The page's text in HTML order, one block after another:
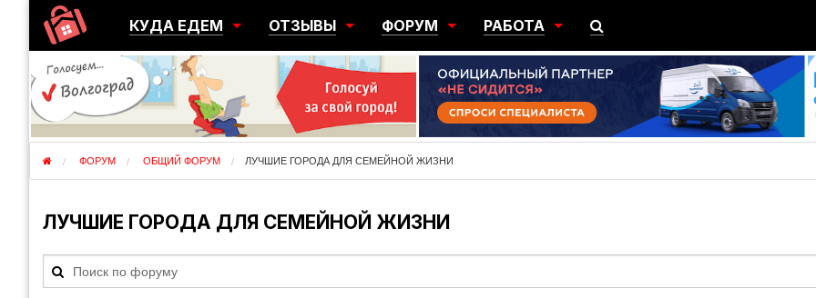
КУДА ЕДЕМ
ГОРОДА
РЕГИОНЫ
ОТЗЫВЫ
ПЕРЕЕЗДЫ
ЭМИГРАЦИЯ
ФОРУМ
ЮЖНЫЙ
РАБОТА
ПОИСК РАБОТЫ
РАЗМЕСТИТЬ ВАКАНСИЮ
ФОРУМ ОБЩИЙ ФОРУМ ЛУЧШИЕ ГОРОДА ДЛЯ СЕМЕЙНОЙ ЖИЗНИ
ЛУЧШИЕ ГОРОДА ДЛЯ СЕМЕЙНОЙ ЖИЗНИ